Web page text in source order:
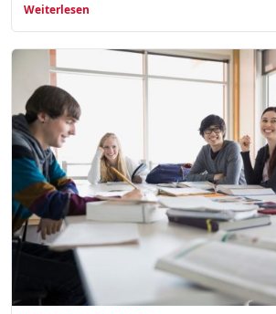
Weiterlesen